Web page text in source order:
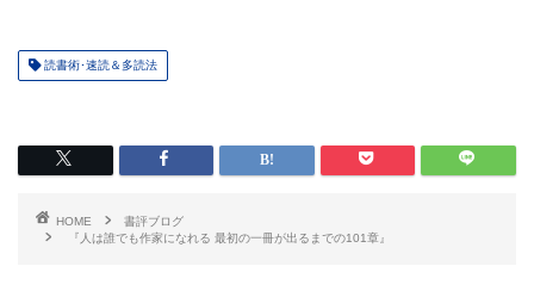
読書術･速読＆多読法
HOME
書評ブログ
『人は誰でも作家になれる 最初の一冊が出るまでの101章』